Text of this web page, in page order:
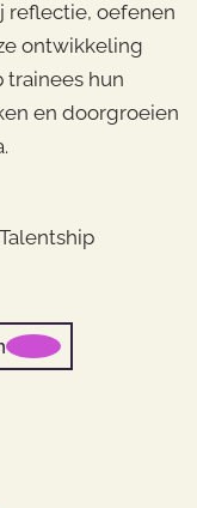
reflectie, oefenen
ontwikkeling
trainees hun
en doorgroeien